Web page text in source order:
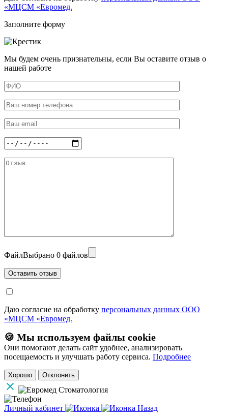
«МЦСМ «Евромед.
Заполните форму
Мы будем очень признательны, если Вы оставите отзыв о
нашей работе
ФайлВыбрано 0 файлов
Даю согласие на обработку персональных данных ООО
«МЦСМ «Евромед.
🍪 Мы используем файлы cookie
Они помогают делать сайт удобнее, анализировать
посещаемость и улучшать работу сервиса. Подробнее
Хорошо Отклонить
Личный кабинет
Назад